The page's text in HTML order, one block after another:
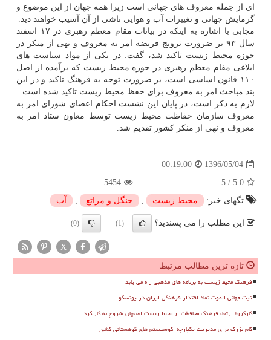
ای از جمله معروف های جهانی است زیرا همه جهان از این موضوع و
گرمایش جهانی و تغییرات آب و هوایی ناشی از آن آسیب خواهند دید.
مجابی با اشاره به اینكه در بیانات مقام معظم رهبری در ۱۷ اسفند
سال ۹۳ بر ضرورت ترویج فریضه امر به معروف و نهی از منكر در
حوزه محیط زیست تاكید شد، گفت: در یكی از مواد سیاست های
ابلاغی مقام معظم رهبری در حوزه محیط زیست كه برآمده از اصل
۱۱۰ قانون اساسی است، بر ضرورت توجه به فرهنگ تاكید و در این
بند مباحث امر به معروف برای حفظ محیط زیست تاكید شده است.
لازم به ذكر است، در پایان این نشست احكام اعضای شورای امر به
معروف سازمان حفاظت محیط زیست توسط معاون ستاد امر به
معروف و نهی از منكر كشور تقدیم شد.
1396/05/04
00:19:00
5.0
/
5
5454
تگهای خبر:
محیط زیست , جنگل و مراتع , آب
این مطلب را می پسندید؟ (1)
(0)
X
تازه ترین مطالب مرتبط
فرهنگ محیط زیست به برنامه های مذهبی راه می یابد
ثبت جهانی الموت نماد اقتدار فرهنگی ایران در یونسکو
کارگروه ارتقاء فرهنگ محافظت از محیط زیست اصفهان شروع به کار کرد
گام بزرگ برای مدیریت یکپارچه اکوسیستم های کوهستانی کشور